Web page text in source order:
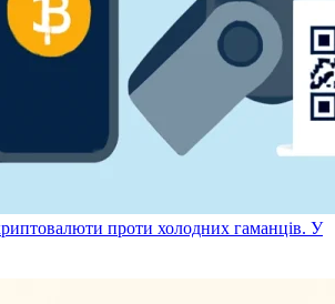
проти холодних гаманців. У